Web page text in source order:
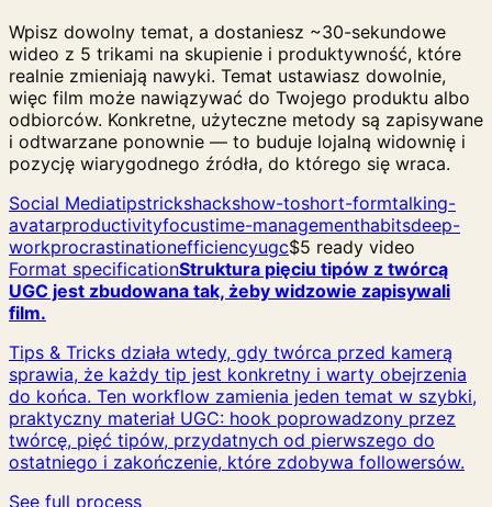
Wpisz dowolny temat, a dostaniesz ~30-sekundowe
wideo z 5 trikami na skupienie i produktywność, które
realnie zmieniają nawyki. Temat ustawiasz dowolnie,
więc film może nawiązywać do Twojego produktu albo
odbiorców. Konkretne, użyteczne metody są zapisywane
i odtwarzane ponownie — to buduje lojalną widownię i
pozycję wiarygodnego źródła, do którego się wraca.
Social Mediatipstrickshackshow-toshort-formtalking-
avatarproductivityfocustime-managementhabitsdeep-
workprocrastinationefficiencyugc$5 ready video
Format specificationStruktura pięciu tipów z twórcą
UGC jest zbudowana tak, żeby widzowie zapisywali
film.
Tips & Tricks działa wtedy, gdy twórca przed kamerą
sprawia, że każdy tip jest konkretny i warty obejrzenia
do końca. Ten workflow zamienia jeden temat w szybki,
praktyczny materiał UGC: hook poprowadzony przez
twórcę, pięć tipów, przydatnych od pierwszego do
ostatniego i zakończenie, które zdobywa followersów.
See full process